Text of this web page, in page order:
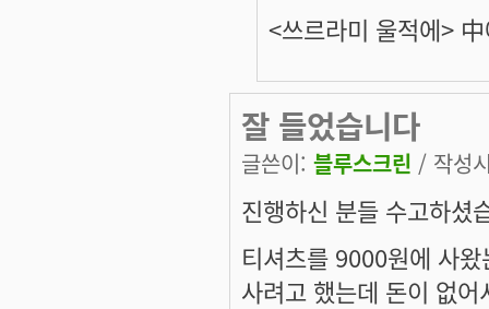
<쓰르라미 울적에>
잘 들었습니다
글쓴이: 블루스크린 / 작성
진행하신 분들 수고하셨
티셔츠를 9000원에 사
사려고 했는데 돈이 없어